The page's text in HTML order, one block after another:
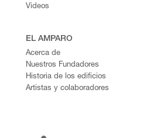
Videos
EL AMPARO
Acerca de
Nuestros Fundadores
Historia de los edificios
Artistas y colaboradores